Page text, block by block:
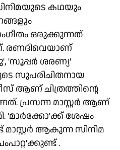
കഥയും
ഒരുക്കുന്നത്
രണദിവെയാണ്
'സൂപ്പർ ശരണ്യ'
സുപരിചിതനായ
ആണ് ചിത്രത്തിന്റെ
പ്രസന്ന മാസ്റ്റർ ആണ്
'മാർക്കോ'ക്ക് ശേഷം
ആകുന്ന സിനിമ
.